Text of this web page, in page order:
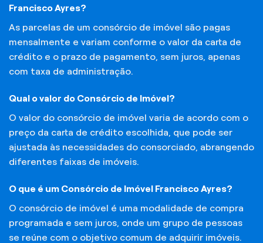
Francisco Ayres?
As parcelas de um consórcio de imóvel são pagas
mensalmente e variam conforme o valor da carta de
crédito e o prazo de pagamento, sem juros, apenas
com taxa de administração.
Qual o valor do Consórcio de Imóvel?
O valor do consórcio de imóvel varia de acordo com o
preço da carta de crédito escolhida, que pode ser
ajustada às necessidades do consorciado, abrangendo
diferentes faixas de imóveis.
O que é um Consórcio de Imóvel Francisco Ayres?
O consórcio de imóvel é uma modalidade de compra
programada e sem juros, onde um grupo de pessoas
se reúne com o objetivo comum de adquirir imóveis.